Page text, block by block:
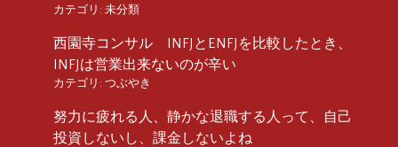
カテゴリ: 未分類
西園寺コンサル INFJとENFJを比較したとき、
INFJは営業出来ないのが辛い
カテゴリ: つぶやき
努力に疲れる人、静かな退職する人って、自己
投資しないし、課金しないよね